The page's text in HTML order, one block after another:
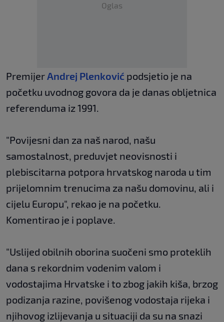
Oglas
PremijerAndrej Plenković podsjetio je na
početku uvodnog govora da je danas obljetnica
referenduma iz 1991.
"Povijesni dan za naš narod, našu
samostalnost, preduvjet neovisnosti i
plebiscitarna potpora hrvatskog naroda u tim
prijelomnim trenucima za našu domovinu, ali i
cijelu Europu", rekao je na početku.
Komentirao je i poplave.
"Uslijed obilnih oborina suočeni smo proteklih
dana s rekordnim vodenim valom i
vodostajima Hrvatske i to zbog jakih kiša, brzog
podizanja razine, povišenog vodostaja rijeka i
njihovog izlijevanja u situaciji da su na snazi